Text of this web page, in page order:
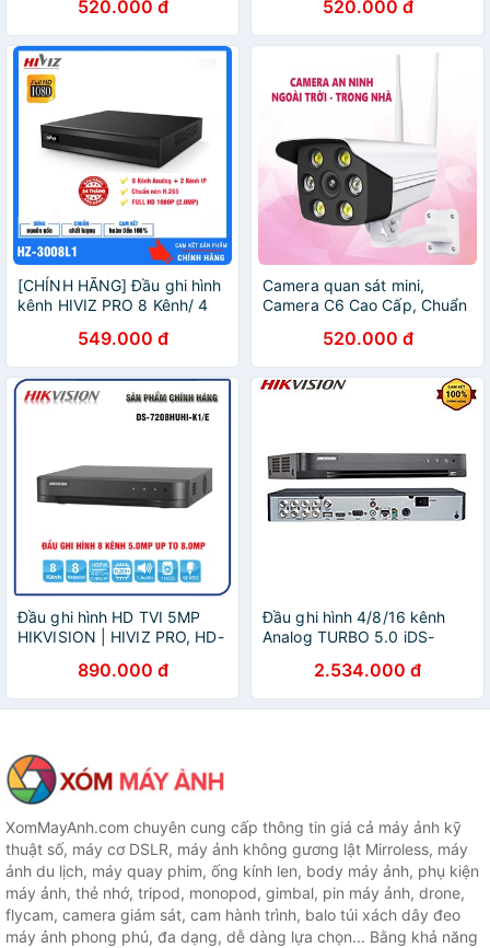
Ảnh Có Màu Ban Đêm, Đàm
Thoại, Chống Trộm - LẮP DỄ
520.000 đ
lắp đặt, Hình ảnh Siêu nét -
Hàng nhập khẩu
520.000 đ
[CHÍNH HÃNG] Đầu ghi hình
kênh HIVIZ PRO 8 Kênh/ 4
3004L1 fhd 1080P 2.0MP -
Bảo hành 24 tháng
549.000 đ
Camera quan sát mini,
Camera C6 Cao Cấp, Chuẩn
Hình Ảnh Có Màu Ban Đêm -
Bảo Hành Lỗi 1 Đổi 1
520.000 đ
Đầu ghi hình HD TVI 5MP
HIKVISION | HIVIZ PRO, HD-
cổng Alarm - Hàng chính
hãng - BH 24 Tháng
890.000 đ
Đầu ghi hình 4/8/16 kênh
Analog TURBO 5.0 iDS-
7208HQHI-M1/S, iDS-
7216HQHI-M1/S chuẩn nén
H.265 Pro+ - Hàng Chính
2.534.000 đ
XomMayAnh.com chuyên cung cấp thông tin giá cả máy ảnh kỹ
thuật số, máy cơ DSLR, máy ảnh không gương lật Mirroless, máy
ảnh du lịch, máy quay phim, ống kính len, body máy ảnh, phụ kiện
máy ảnh, thẻ nhớ, tripod, monopod, gimbal, pin máy ảnh, drone,
flycam, camera giám sát, cam hành trình, balo túi xách dây đeo
máy ảnh phong phú, đa dạng, dễ dàng lựa chọn... Bằng khả năng